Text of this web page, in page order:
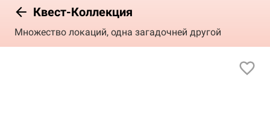
Квест-Коллекция
Множество локаций, одна загадочней другой